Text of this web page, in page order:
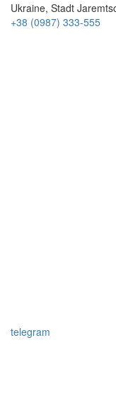
Ukraine, Stadt
+38 (0987) 333-555
telegram